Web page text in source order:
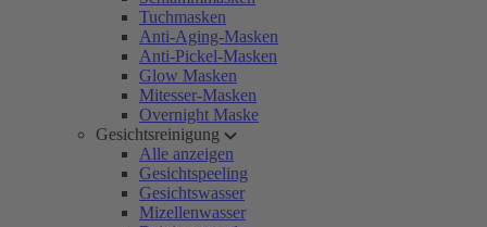
Tuchmasken
Anti-Aging-Masken
Anti-Pickel-Masken
Glow Masken
Mitesser-Masken
Overnight Maske
Gesichtsreinigung
Alle anzeigen
Gesichtspeeling
Gesichtswasser
Mizellenwasser